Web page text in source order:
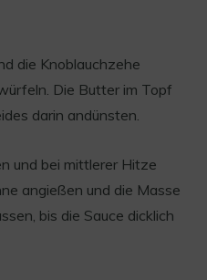
die Knoblauchzehe
Die Butter im Topf
darin andünsten.
und bei mittlerer Hitze
angießen und die Masse
bis die Sauce dicklich